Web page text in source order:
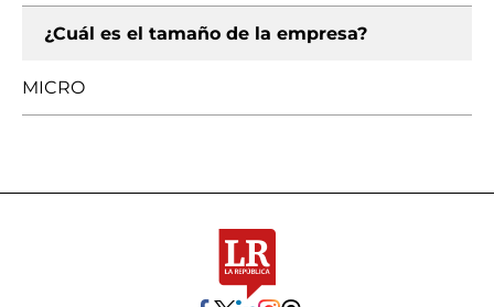
¿Cuál es el tamaño de la empresa?
MICRO